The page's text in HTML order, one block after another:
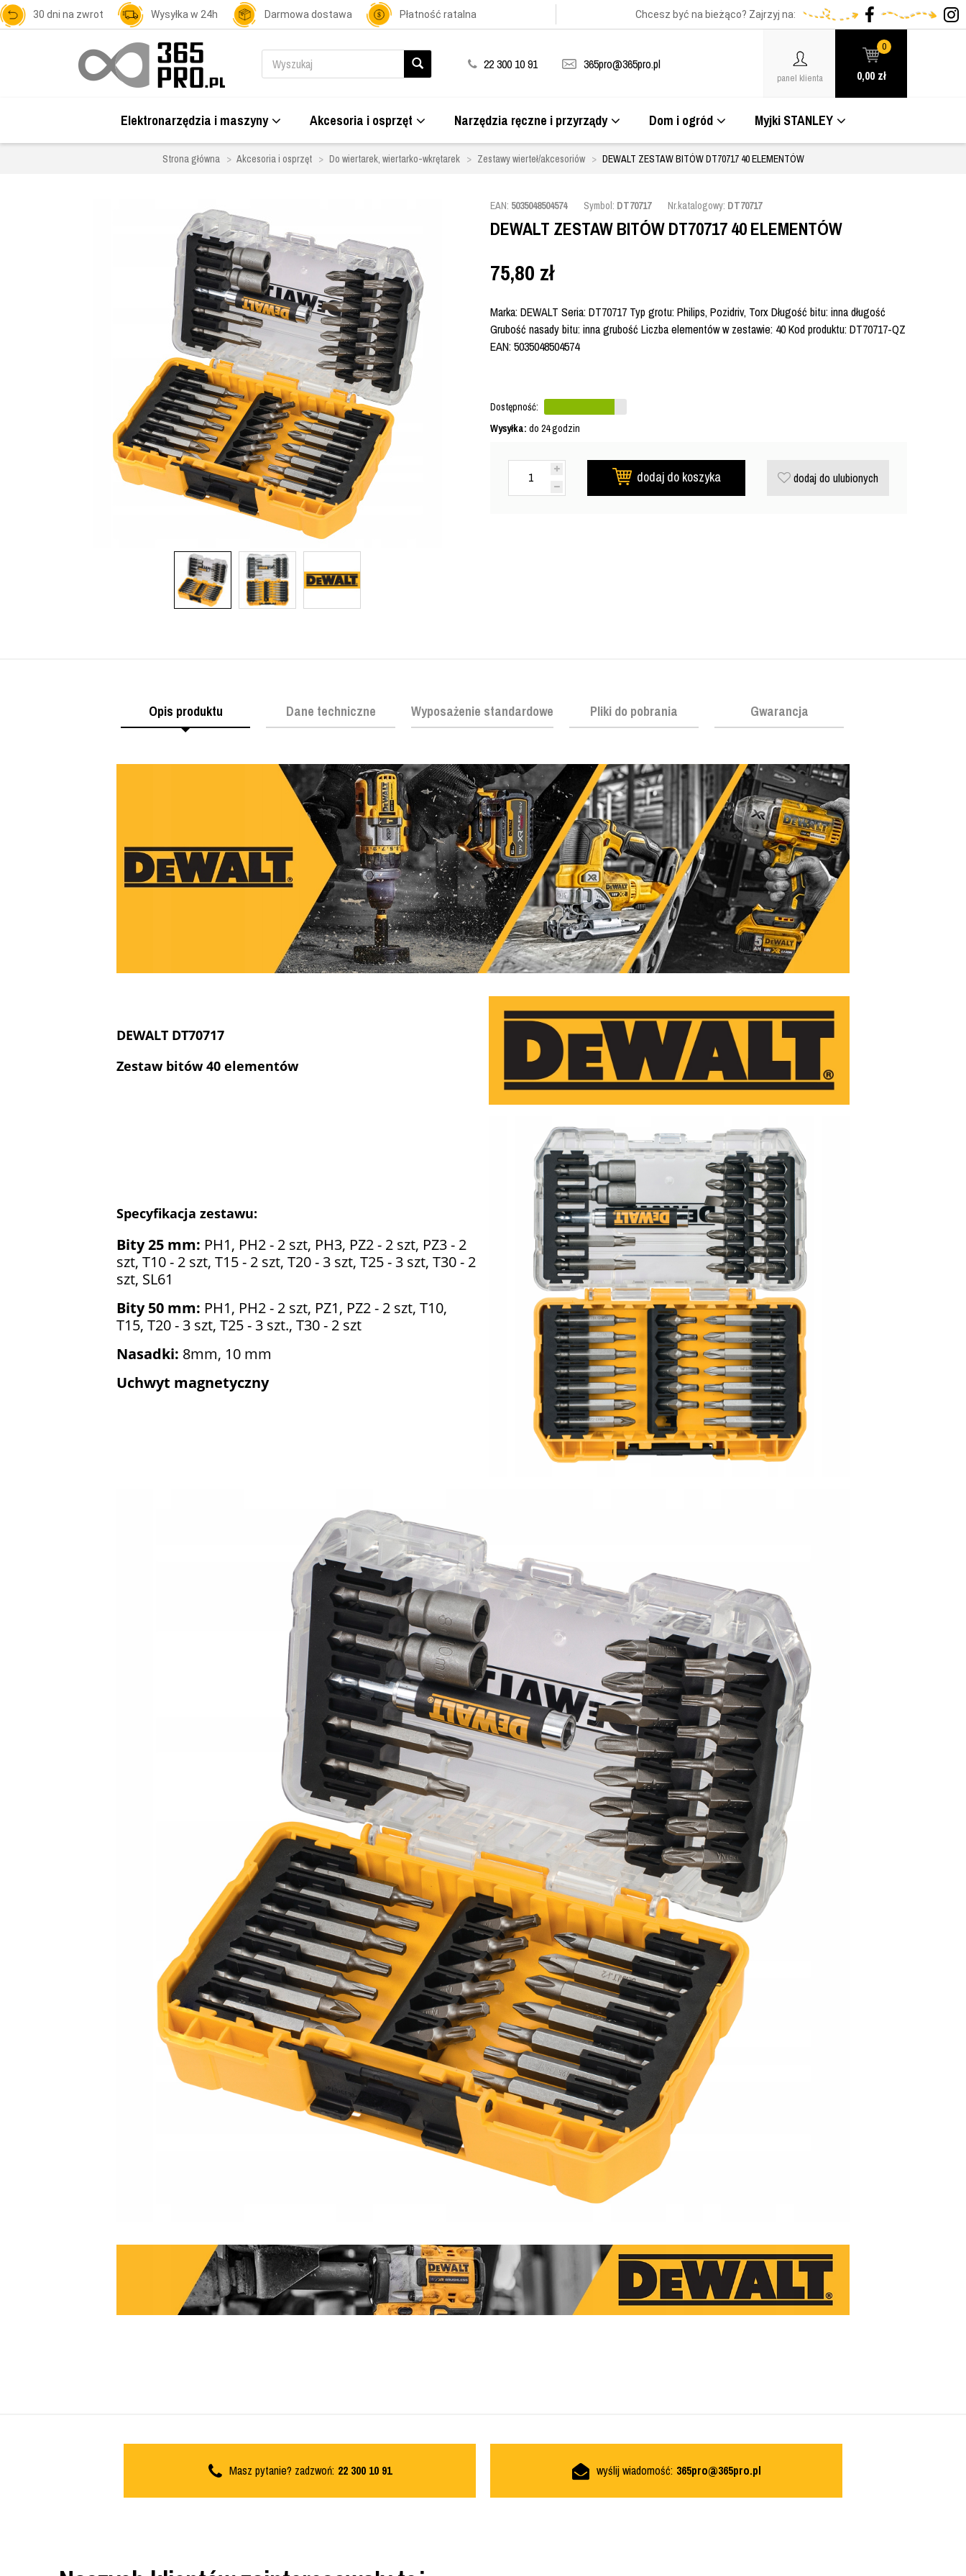
30 dni na zwrot Wysyłka w 24h Darmowa dostawa Płatność ratalna Chcesz być na bieżąco? Zajrzyj na:
22 300 10 91 365pro@365pro.pl
panel klienta
0
0,00 zł
Elektronarzędzia i maszyny Akcesoria i osprzęt Narzędzia ręczne i przyrządy Dom i ogród Myjki STANLEY
Strona główna Akcesoria i osprzęt Do wiertarek, wiertarko-wkrętarek Zestawy wierteł/akcesoriów DEWALT ZESTAW BITÓW DT70717 40 ELEMENTÓW
EAN: 5035048504574 Symbol: DT70717 Nr.katalogowy: DT70717
DEWALT ZESTAW BITÓW DT70717 40 ELEMENTÓW
75,80 zł
Marka: DEWALT Seria: DT70717 Typ grotu: Philips, Pozidriv, Torx Długość bitu: inna długość
Grubość nasady bitu: inna grubość Liczba elementów w zestawie: 40 Kod produktu: DT70717-QZ
EAN: 5035048504574
Dostępność:
Wysyłka: do 24 godzin
dodaj do koszyka dodaj do ulubionych
Opis produktu Dane techniczne Wyposażenie standardowe Pliki do pobrania Gwarancja
DEWALT DT70717
Zestaw bitów 40 elementów
Specyfikacja zestawu:
Bity 25 mm: PH1, PH2 - 2 szt, PH3, PZ2 - 2 szt, PZ3 - 2
szt, T10 - 2 szt, T15 - 2 szt, T20 - 3 szt, T25 - 3 szt, T30 - 2
szt, SL61
Bity 50 mm: PH1, PH2 - 2 szt, PZ1, PZ2 - 2 szt, T10,
T15, T20 - 3 szt, T25 - 3 szt., T30 - 2 szt
Nasadki: 8mm, 10 mm
Uchwyt magnetyczny
Masz pytanie? zadzwoń: 22 300 10 91 wyślij wiadomość: 365pro@365pro.pl